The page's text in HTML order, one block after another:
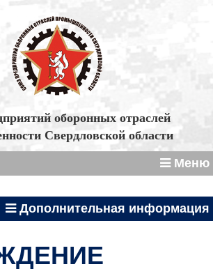
оборонных отраслей
Свердловской области
Меню
Дополнительная информация